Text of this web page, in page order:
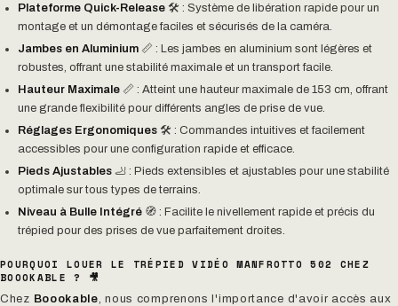
Plateforme Quick-Release 🛠️ : Système de libération rapide pour un
montage et un démontage faciles et sécurisés de la caméra.
Jambes en Aluminium 📏 : Les jambes en aluminium sont légères et
robustes, offrant une stabilité maximale et un transport facile.
Hauteur Maximale 📏 : Atteint une hauteur maximale de 153 cm, offrant
une grande flexibilité pour différents angles de prise de vue.
Réglages Ergonomiques 🛠️ : Commandes intuitives et facilement
accessibles pour une configuration rapide et efficace.
Pieds Ajustables 🦶 : Pieds extensibles et ajustables pour une stabilité
optimale sur tous types de terrains.
Niveau à Bulle Intégré 🧭 : Facilite le nivellement rapide et précis du
trépied pour des prises de vue parfaitement droites.
POURQUOI LOUER LE TRÉPIED VIDÉO MANFROTTO 502 CHEZ
BOOOKABLE ? 🎥
Chez Boookable , nous comprenons l'importance d'avoir accès aux